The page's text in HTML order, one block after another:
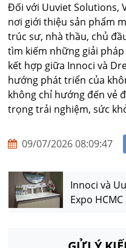
Đối với Uuviet Solutions,
nơi giới thiệu sản phẩm
trúc sư, nhà thầu, chủ
tìm kiếm những giải
kết hợp giữa Innoci và
hướng phát triển của
không chỉ hướng đến vẻ
trọng trải nghiệm, sức
09/07/2026 08:09:47
Innoci và
Expo HCMC